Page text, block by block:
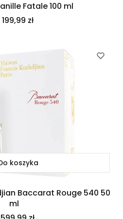
Fatale 100 ml
zł
koszyka
Baccarat Rouge 540 50
ml